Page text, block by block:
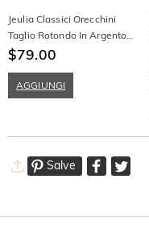
Jeulia Classici Orecchini
Taglio Rotondo In Argento
Sterling
$79.00
AGGIUNGI
Salve